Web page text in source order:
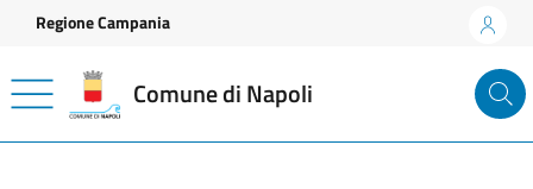
Vai ai contenuti
Vai al footer
Regione Campania
Comune di Napoli